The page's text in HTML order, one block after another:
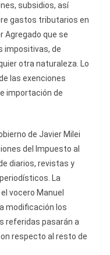
subsidios, así
gastos tributarios en
Agregado que se
impositivas, de
otra naturaleza. Lo
las exenciones
importación de
de Javier Milei
del Impuesto al
diarios, revistas y
La
vocero Manuel
modificación los
referidas pasarán a
respecto al resto de